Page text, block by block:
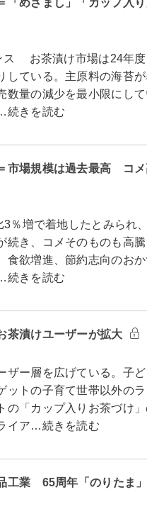
「めざまし」「カップ入
お茶漬け市場は24年度
している。主原料の海苔
数量の減少を最小限にし
続きを読む
市場規模は過去最高 コ
％増で着地したとみられ
続き、コメそのものも高
食欲増進、節約志向のお
続きを読む
漬けユーザーが拡大
ー層を広げている。子
ットの子育て世帯以外の
の「カップ入りお茶づけ
イア…続きを読む
工業 65周年「のりたま